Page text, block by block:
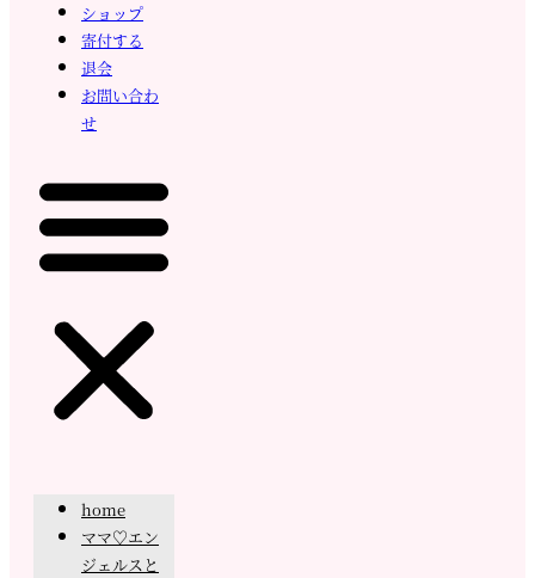
ショップ
寄付する
退会
お問い合わ
せ
home
ママ♡エン
ジェルスと